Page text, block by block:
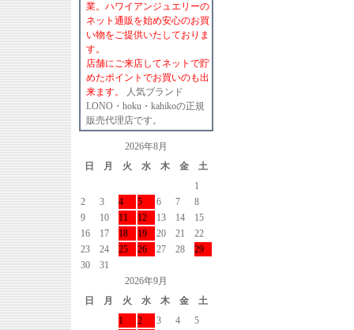
業。ハワイアンジュエリーの
ネット通販を始め安心のお買
い物をご提供いたしておりま
す。
店舗にご来店してネットで貯
めたポイントでお買いのも出
来ます。
人気ブランド
LONO・hoku・kahikoの正規
販売代理店です。
2026年8月
日
月 火 水 木 金
土
1
2
3 4 5 6 7
8
9
10 11 12 13 14
15
16
17 18 19 20 21
22
23
24 25 26 27 28
29
30
31
2026年9月
日
月 火 水 木 金
土
1
2 3 4
5